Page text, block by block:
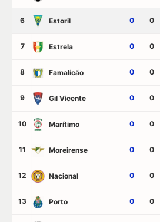
6 Estoril 0 0
7 Estrela 0 0
8 Famalicão 0 0
9 Gil Vicente 0 0
10 Marítimo 0 0
11 Moreirense 0 0
12 Nacional 0 0
13 Porto 0 0